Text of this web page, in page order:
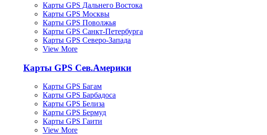
Карты GPS Дальнего Востока
Карты GPS Москвы
Карты GPS Поволжья
Карты GPS Санкт-Петербурга
Карты GPS Северо-Запада
View More
Карты GPS Сев.Америки
Карты GPS Багам
Карты GPS Барбадоса
Карты GPS Белиза
Карты GPS Бермуд
Карты GPS Гаити
View More